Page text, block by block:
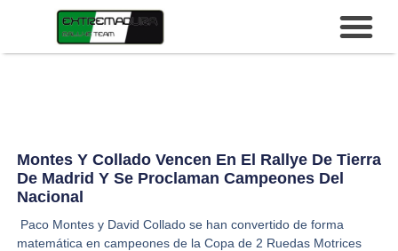
Montes Y Collado Vencen En El Rallye De Tierra
De Madrid Y Se Proclaman Campeones Del
Nacional
Paco Montes y David Collado se han convertido de forma
matemática en campeones de la Copa de 2 Ruedas Motrices